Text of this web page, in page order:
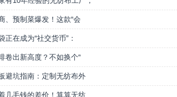
、预制菜爆发！这款“会
正在成为“社交货币”：
卷出新高度？不如换个“
避坑指南：定制无纺布外
几毛钱的差价！算算无纺